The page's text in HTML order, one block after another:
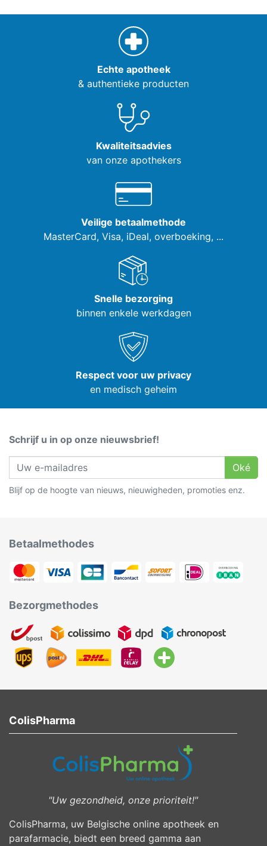
Echte apotheek
& authentieke producten
Kwaliteitsadvies
van onze apothekers
Veilige betaalmethode
MasterCard, Visa, iDeal, overboeking, ...
Snelle bezorging
binnen enkele werkdagen
Respect voor uw privacy
en medisch geheim
Schrijf u in op onze nieuwsbrief!
Oké
Blijf op de hoogte van nieuws, nieuwigheden, promoties enz.
Betaalmethodes
Bezorgmethodes
ColisPharma
"Uw gezondheid, onze prioriteit!"
ColisPharma, uw Belgische online apotheek en
parafarmacie, biedt een breed gamma aan